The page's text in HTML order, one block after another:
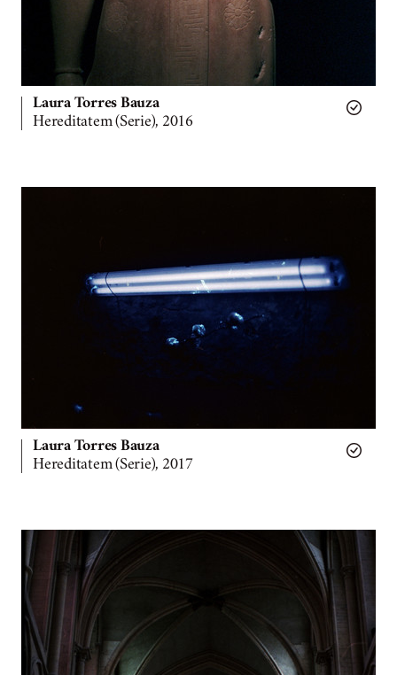
Laura Torres Bauza
Hereditatem (Serie), 2016
Laura Torres Bauza
Hereditatem (Serie), 2017